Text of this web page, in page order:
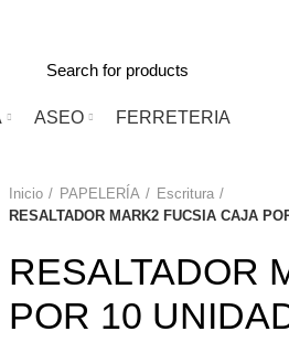
ASEO FERRETERIA
Inicio
PAPELERÍA
Escritura
RESALTADOR MARK2 FUCSIA CAJA
RESALTADOR
POR 10